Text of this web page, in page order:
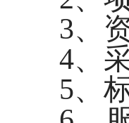
3、
4、
5、